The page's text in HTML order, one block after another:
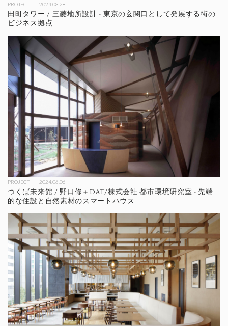
PROJECT 2024.08.28
田町タワー / 三菱地所設計 - 東京の玄関口として発展する街の
ビジネス拠点
PROJECT 2024.06.06
つくば未来館 / 野口修＋DAT/株式会社 都市環境研究室 - 先端
的な住設と自然素材のスマートハウス